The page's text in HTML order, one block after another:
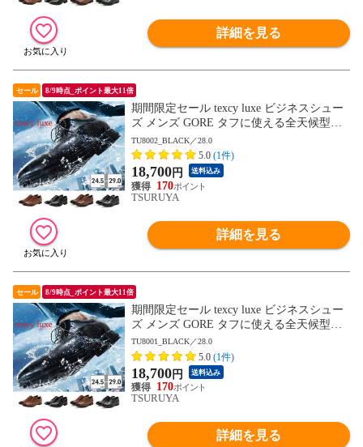
詳細を見る
セール 8/9時点_ポイント最大11倍
期間限定セール texcy luxe ビジネスシュー
ズ メンズ GORE タフに使える全天候型ビ
ジネスシューズ TU8001 TU8002 TU8003 T
U8004 TU8005 TU8006 TU8007 テクシーリ
ュクス GORE-TEX ゴアテックス ゆったり
幅 3E 4E
TU8002_BLACK／28.0
5.0 (1件)
18,700円 送料込み
170
TSURUYA
詳細を見る
セール 8/9時点_ポイント最大11倍
期間限定セール texcy luxe ビジネスシュー
ズ メンズ GORE タフに使える全天候型ビ
ジネスシューズ TU8001 TU8002 TU8003 T
U8004 TU8005 TU8006 TU8007 テクシーリ
ュクス GORE-TEX ゴアテックス ゆったり
幅 3E 4E
TU8001_BLACK／28.0
5.0 (1件)
18,700円 送料込み
170
TSURUYA
詳細を見る